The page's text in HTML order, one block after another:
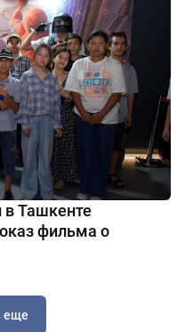
в Ташкенте
фильма о
еще